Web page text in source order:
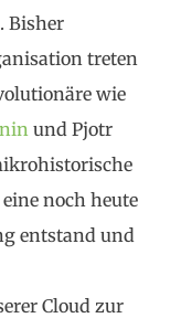
. Bisher
treten
wie
und Pjotr
noch heute
entstand und
Cloud zur